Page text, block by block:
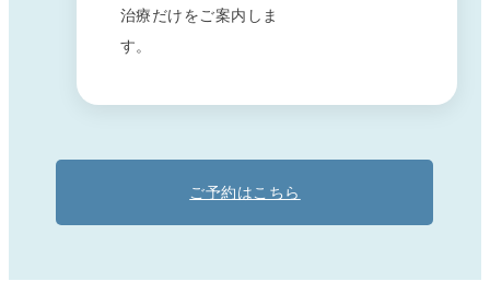
治療だけをご案内しま
す。
ご予約はこちら